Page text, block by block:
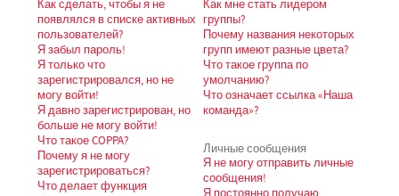
Как сделать, чтобы я не
появлялся в списке активных
пользователей?
Я забыл пароль!
Я только что
зарегистрировался, но не
могу войти!
Я давно зарегистрирован, но
больше не могу войти!
Что такое COPPA?
Почему я не могу
зарегистрироваться?
Что делает функция
Как мне стать лидером
группы?
Почему названия некоторых
групп имеют разные цвета?
Что такое группа по
умолчанию?
Что означает ссылка «Наша
команда»?
Личные сообщения
Я не могу отправить личные
сообщения!